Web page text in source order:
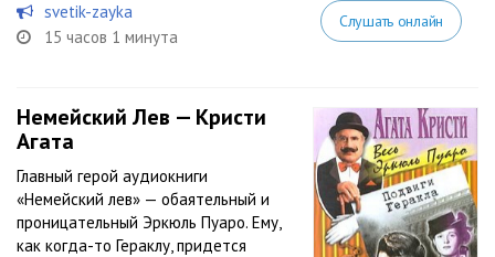
svetik-zayka
15 часов 1 минута
Слушать онлайн
Немейский Лев — Кристи
Агата
Главный герой аудиокниги
«Немейский лев» — обаятельный и
проницательный Эркюль Пуаро. Ему,
как когда-то Гераклу, придется